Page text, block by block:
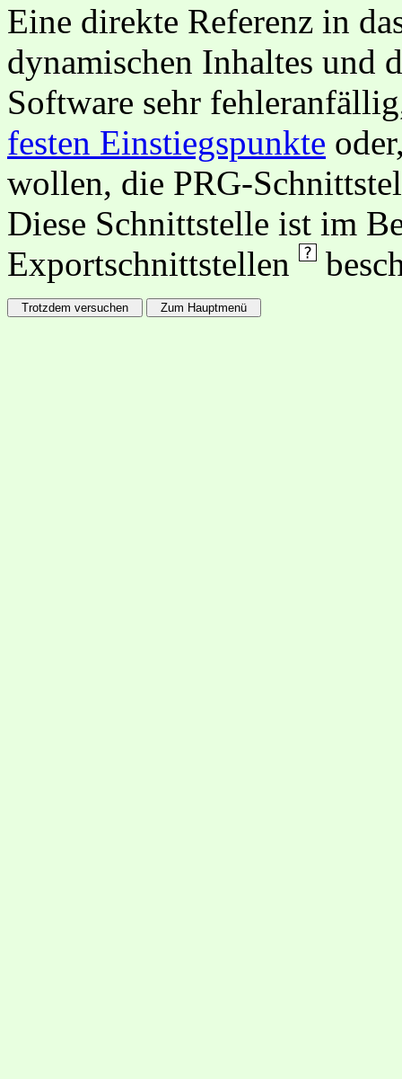
Eine direkte Referenz in
dynamischen Inhaltes und
Software sehr
festen Einstiegspunkte
wollen, die PRG-
Diese Schnittstelle ist im
Exportschnittstellen